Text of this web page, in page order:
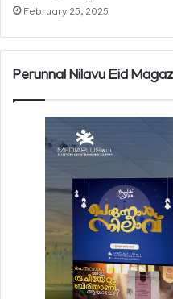
February 25, 2025
Perunnal Nilavu Eid